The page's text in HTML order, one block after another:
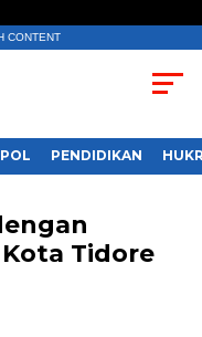
CONTENT
PENDIDIKAN
Tidore